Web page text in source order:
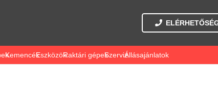
KemencékEszközökRaktári gépekSzervizÁllásajánlatok